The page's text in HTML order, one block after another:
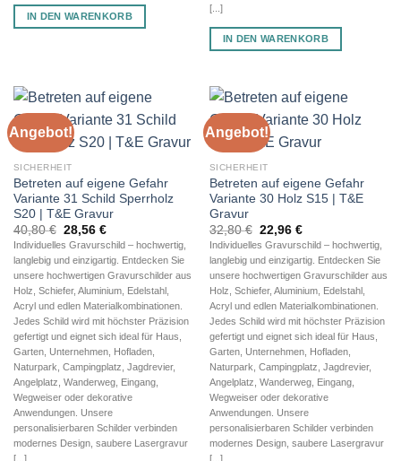
IN DEN WARENKORB
[...]
IN DEN WARENKORB
Angebot!
SICHERHEIT
Betreten auf eigene Gefahr
Variante 31 Schild Sperrholz
S20 | T&E Gravur
40,80€ Ursprünglicher
Preis
war:
40,80 €
28,56 €Aktueller
Preis
ist:
28,56 €.
Individuelles Gravurschild – hochwertig,
langlebig und einzigartig. Entdecken Sie
unsere hochwertigen Gravurschilder aus
Holz, Schiefer, Aluminium, Edelstahl,
Acryl und edlen Materialkombinationen.
Jedes Schild wird mit höchster Präzision
gefertigt und eignet sich ideal für Haus,
Garten, Unternehmen, Hofladen,
Naturpark, Campingplatz, Jagdrevier,
Angelplatz, Wanderweg, Eingang,
Wegweiser oder dekorative
Anwendungen. Unsere
personalisierbaren Schilder verbinden
modernes Design, saubere Lasergravur
[...]
Angebot!
SICHERHEIT
Betreten auf eigene Gefahr
Variante 30 Holz S15 | T&E
Gravur
32,80€ Ursprünglicher
Preis
war:
32,80 €
22,96 €Aktueller
Preis
ist:
22,96 €.
Individuelles Gravurschild – hochwertig,
langlebig und einzigartig. Entdecken Sie
unsere hochwertigen Gravurschilder aus
Holz, Schiefer, Aluminium, Edelstahl,
Acryl und edlen Materialkombinationen.
Jedes Schild wird mit höchster Präzision
gefertigt und eignet sich ideal für Haus,
Garten, Unternehmen, Hofladen,
Naturpark, Campingplatz, Jagdrevier,
Angelplatz, Wanderweg, Eingang,
Wegweiser oder dekorative
Anwendungen. Unsere
personalisierbaren Schilder verbinden
modernes Design, saubere Lasergravur
[...]